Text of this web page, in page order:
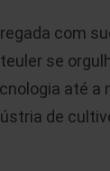
com
se
até a
de